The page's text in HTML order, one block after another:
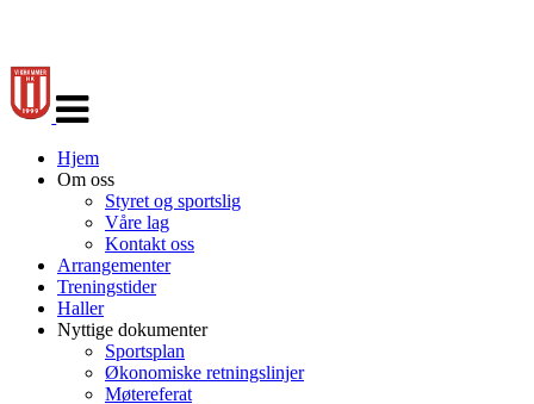
navigasjon
Hjem
Om oss
Styret og sportslig
Våre lag
Kontakt oss
Arrangementer
Treningstider
Haller
Nyttige dokumenter
Sportsplan
Økonomiske retningslinjer
Møtereferat